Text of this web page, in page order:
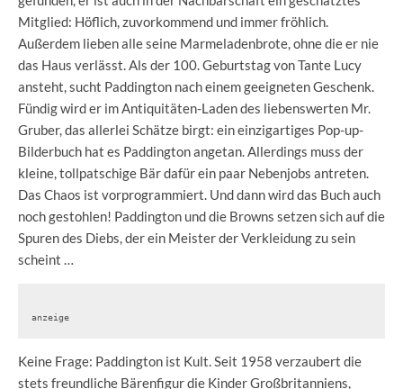
Mitglied: Höflich, zuvorkommend und immer fröhlich.
Außerdem lieben alle seine Marmeladenbrote, ohne die er nie
das Haus verlässt. Als der 100. Geburtstag von Tante Lucy
ansteht, sucht Paddington nach einem geeigneten Geschenk.
Fündig wird er im Antiquitäten-Laden des liebenswerten Mr.
Gruber, das allerlei Schätze birgt: ein einzigartiges Pop-up-
Bilderbuch hat es Paddington angetan. Allerdings muss der
kleine, tollpatschige Bär dafür ein paar Nebenjobs antreten.
Das Chaos ist vorprogrammiert. Und dann wird das Buch auch
noch gestohlen! Paddington und die Browns setzen sich auf die
Spuren des Diebs, der ein Meister der Verkleidung zu sein
scheint …
anzeige
Keine Frage: Paddington ist Kult. Seit 1958 verzaubert die
stets freundliche Bärenfigur die Kinder Großbritanniens,